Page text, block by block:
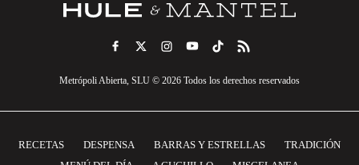
Metrópoli Abierta, SLU © 2026 Todos los derechos reservados
RECETAS DESPENSA BARRAS Y ESTRELLAS
TRADICIÓN